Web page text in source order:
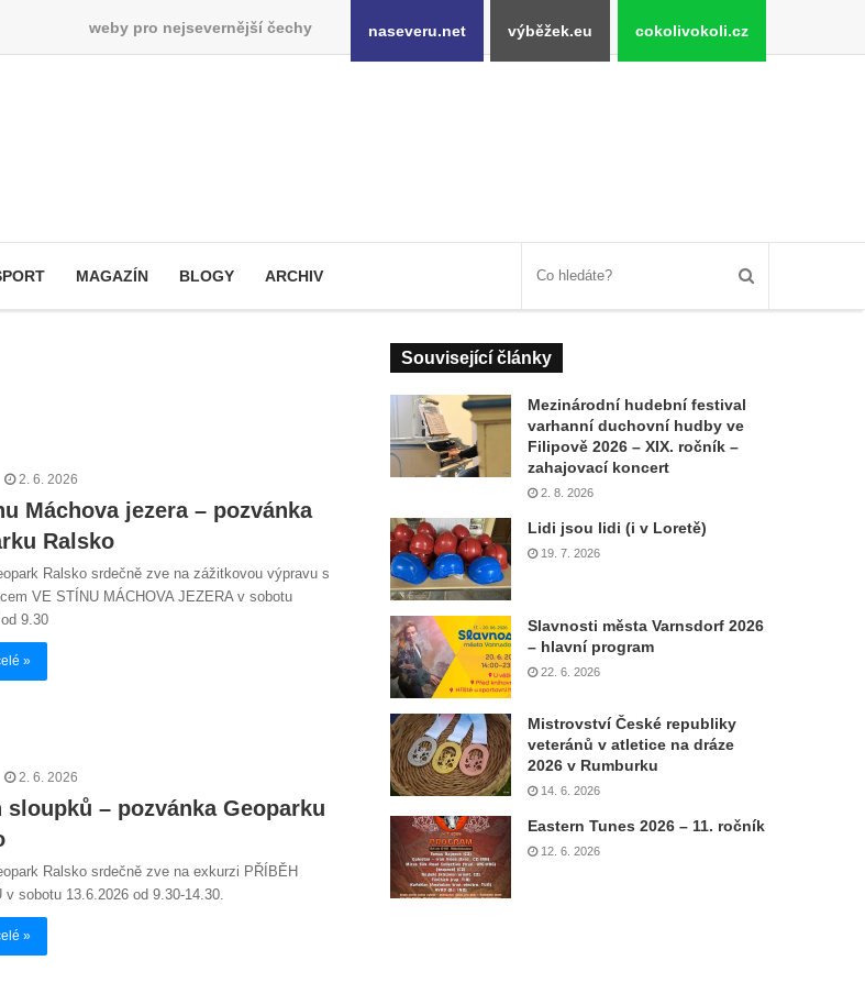
weby pro nejsevernější čechy naseveru.net výběžek.eu cokolivokoli.cz
MAGAZÍN BLOGY ARCHIV
2. 6. 2026
Máchova jezera – pozvánka
Ralsko
Ralsko srdečně zve na zážitkovou výpravu s
VE STÍNU MÁCHOVA JEZERA v sobotu
9.30
»
2. 6. 2026
sloupků – pozvánka Geoparku
Ralsko srdečně zve na exkurzi PŘÍBĚH
v sobotu 13.6.2026 od 9.30-14.30.
»
Související články
Mezinárodní hudební festival
varhanní duchovní hudby ve
Filipově 2026 – XIX. ročník –
zahajovací koncert
2. 8. 2026
Lidi jsou lidi (i v Loretě)
19. 7. 2026
Slavnosti města Varnsdorf 2026
– hlavní program
22. 6. 2026
Mistrovství České republiky
veteránů v atletice na dráze
2026 v Rumburku
14. 6. 2026
Eastern Tunes 2026 – 11. ročník
12. 6. 2026